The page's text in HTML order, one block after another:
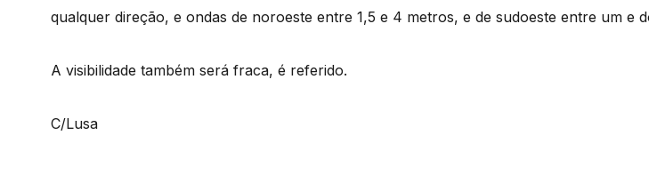
qualquer direção, e ondas de noroeste entre 1,5 e 4 metros, e de sudoeste entre um e
A visibilidade também será fraca, é referido.
C/Lusa